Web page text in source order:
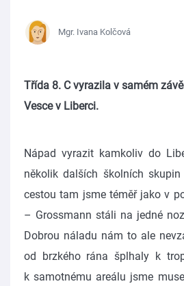
Mgr. Ivana Kolčová
Třída 8. C vyrazila v samém
Vesce v Liberci.
Nápad vyrazit kamkoliv do
několik dalších školních
cestou tam jsme téměř jako v
– Grossmann stáli na jedné
Dobrou náladu nám to ale
od brzkého rána šplhaly k
k samotnému areálu jsme